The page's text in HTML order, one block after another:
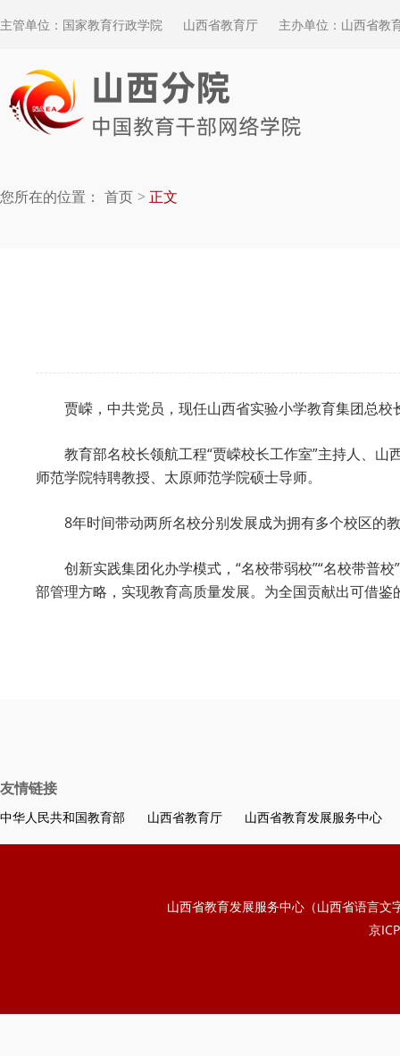
主管单位：国家教育行政学院 山西省教育厅 主办单位：山西省教
您所在的位置： 首页 正文
贾嵘，中共党员，现任山西省实验小学教育集团总
教育部名校长领航工程“贾嵘校长工作室”主持人、
师范学院特聘教授、太原师范学院硕士导师。
8年时间带动两所名校分别发展成为拥有多个校区的
创新实践集团化办学模式，“名校带弱校”“名校带普
部管理方略，实现教育高质量发展。为全国贡献出可借鉴
友情链接
中华人民共和国教育部 山西省教育厅 山西省教育发展服务中心
山西省教育发展服务中心（山西省语言文
京